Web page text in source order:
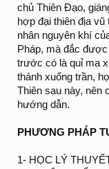
chủ Thiên Đạo,
hợp đại thiên địa
nhân nguyên khí
Pháp, mà đắc
trước có là quỉ ma
thánh xuống trần,
Thiên sau này, nên
hướng dẫn.
PHƯƠNG PHÁP
1- HỌC LÝ